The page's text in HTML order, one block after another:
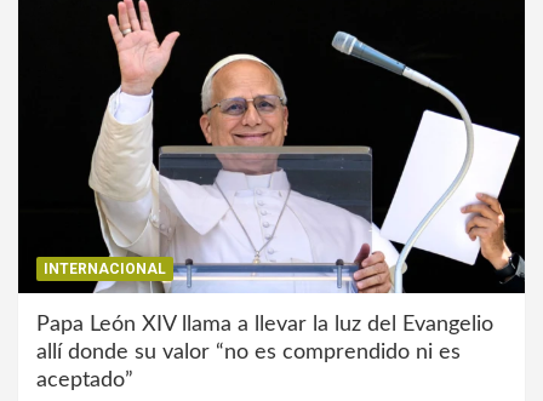
INTERNACIONAL
Papa León XIV llama a llevar la luz del Evangelio
allí donde su valor “no es comprendido ni es
aceptado”